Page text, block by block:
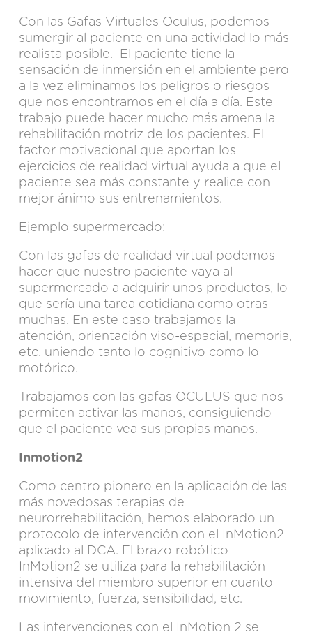
Con las Gafas Virtuales Oculus, podemos
sumergir al paciente en una actividad lo más
realista posible. El paciente tiene la
sensación de inmersión en el ambiente pero
a la vez eliminamos los peligros o riesgos
que nos encontramos en el día a día. Este
trabajo puede hacer mucho más amena la
rehabilitación motriz de los pacientes. El
factor motivacional que aportan los
ejercicios de realidad virtual ayuda a que el
paciente sea más constante y realice con
mejor ánimo sus entrenamientos.
Ejemplo supermercado:
Con las gafas de realidad virtual podemos
hacer que nuestro paciente vaya al
supermercado a adquirir unos productos, lo
que sería una tarea cotidiana como otras
muchas. En este caso trabajamos la
atención, orientación viso-espacial, memoria,
etc. uniendo tanto lo cognitivo como lo
motórico.
Trabajamos con las gafas OCULUS que nos
permiten activar las manos, consiguiendo
que el paciente vea sus propias manos.
Inmotion2
Como centro pionero en la aplicación de las
más novedosas terapias de
neurorrehabilitación, hemos elaborado un
protocolo de intervención con el InMotion2
aplicado al DCA. El brazo robótico
InMotion2 se utiliza para la rehabilitación
intensiva del miembro superior en cuanto
movimiento, fuerza, sensibilidad, etc.
Las intervenciones con el InMotion 2 se